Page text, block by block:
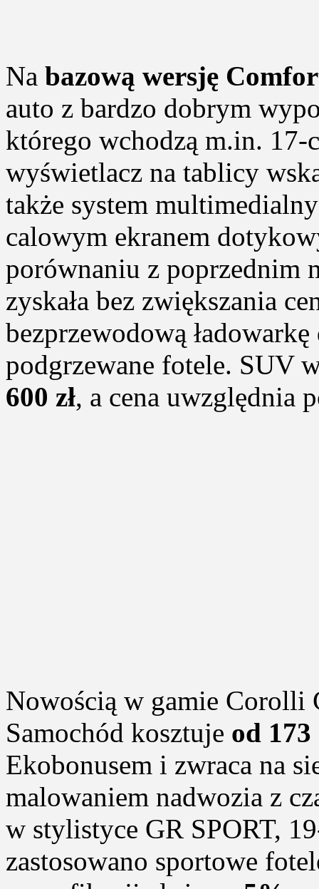
Na bazową wersję
auto z bardzo dobrym
którego wchodzą m.in.
wyświetlacz na tablicy
także system
calowym ekranem
porównaniu z poprzednim
zyskała bez zwiększania
bezprzewodową
podgrzewane fotele. SUV
600 zł, a cena uwzględnia
Nowością w gamie Corolli
Samochód kosztuje od 173
Ekobonusem i zwraca na
malowaniem nadwozia z
w stylistyce GR SPORT,
zastosowano sportowe